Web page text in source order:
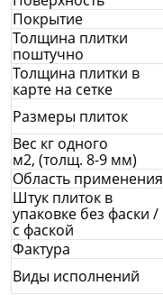
Покрытие
Толщина плитки
поштучно
Толщина плитки в
карте на сетке
Размеры плиток
Вес кг одного
м2, (толщ. 8-9 мм)
Область применения
Штук плиток в
упаковке без фаски /
с фаской
Фактура
Виды исполнений